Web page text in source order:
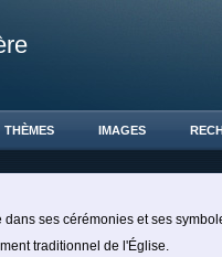
THÈMES IMAGES
dans ses cérémonies et ses
traditionnel de l'Église.